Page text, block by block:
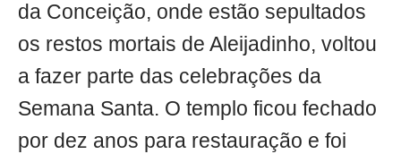
da Conceição, onde estão sepultados
os restos mortais de Aleijadinho, voltou
a fazer parte das celebrações da
Semana Santa. O templo ficou fechado
por dez anos para restauração e foi